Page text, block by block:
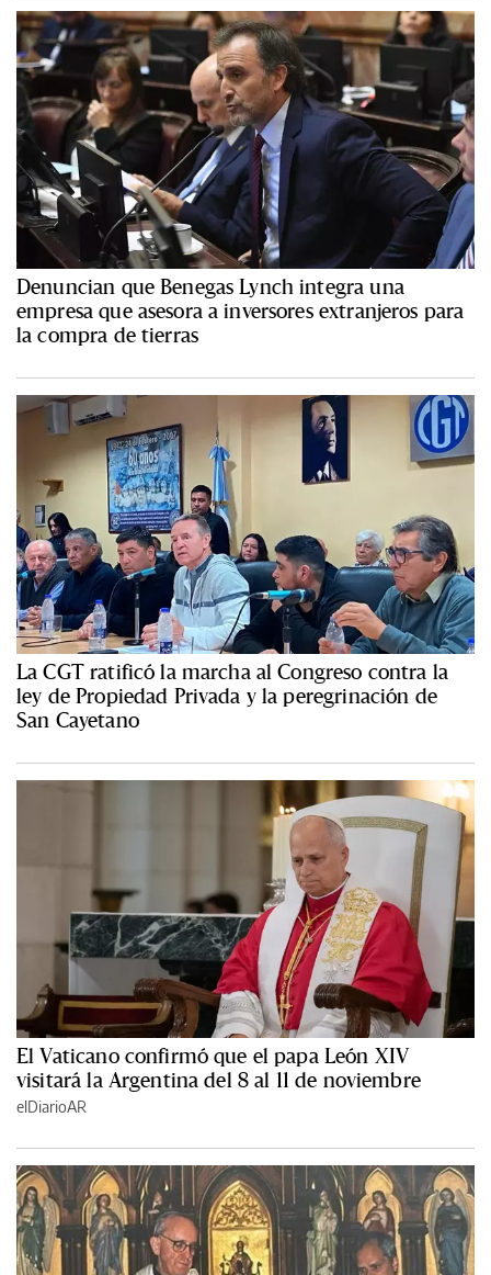
Denuncian que Benegas Lynch integra una
empresa que asesora a inversores extranjeros para
la compra de tierras
La CGT ratificó la marcha al Congreso contra la
ley de Propiedad Privada y la peregrinación de
San Cayetano
El Vaticano confirmó que el papa León XIV
visitará la Argentina del 8 al 11 de noviembre
elDiarioAR